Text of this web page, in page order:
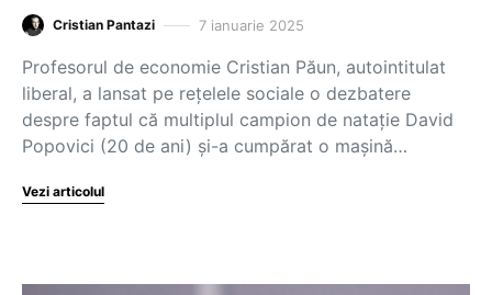
Cristian Pantazi 7 ianuarie 2025
Profesorul de economie Cristian Păun, autointitulat
liberal, a lansat pe rețelele sociale o dezbatere
despre faptul că multiplul campion de natație David
Popovici (20 de ani) și-a cumpărat o mașină…
Vezi articolul